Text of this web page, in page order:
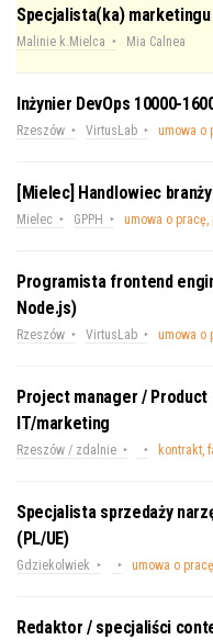
Specjalista(ka)
Malinie k.Mielca Mia Calnea
Inżynier DevOps 10000-
Rzeszów VirtusLab umowa o
[Mielec] Handlowiec
Mielec GPPH umowa o pracę,
Programista frontend
Node.js)
Rzeszów VirtusLab umowa o
Project manager / Product
IT/marketing
Rzeszów / zdalnie kontrakt,
Specjalista sprzedaży
(PL/UE)
Gdziekolwiek umowa o
Redaktor / specjaliści